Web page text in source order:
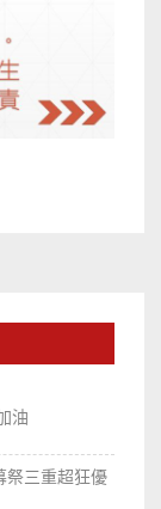
油
三重超狂優